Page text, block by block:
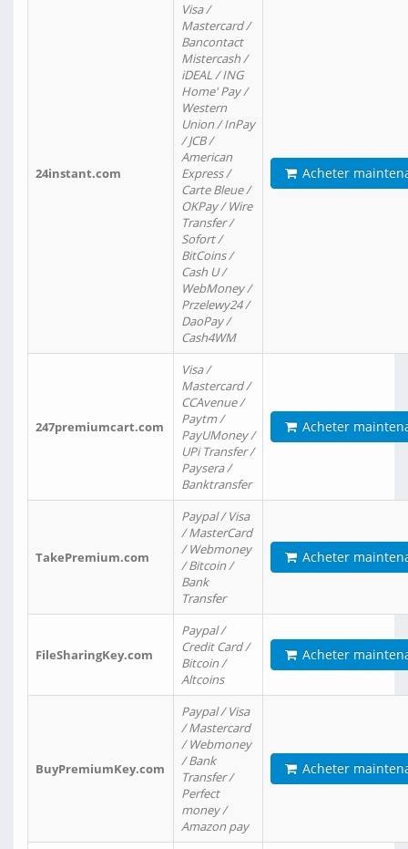
24instant.com
Visa /
Mastercard /
Bancontact
Mistercash /
iDEAL / ING
Home' Pay /
Western
Union / InPay
/ JCB /
American
Express /
Carte Bleue /
OKPay / Wire
Transfer /
Sofort /
BitCoins /
Cash U /
WebMoney /
Przelewy24 /
DaoPay /
Cash4WM
Acheter
247premiumcart.com
Visa /
Mastercard /
CCAvenue /
Paytm /
PayUMoney /
UPi Transfer /
Paysera /
Banktransfer
Acheter
TakePremium.com
Paypal / Visa
/ MasterCard
/ Webmoney
/ Bitcoin /
Bank
Transfer
Acheter
FileSharingKey.com
Paypal /
Credit Card /
Bitcoin /
Altcoins
Acheter
BuyPremiumKey.com
Paypal / Visa
/ Mastercard
/ Webmoney
/ Bank
Transfer /
Perfect
money /
Amazon pay
Acheter